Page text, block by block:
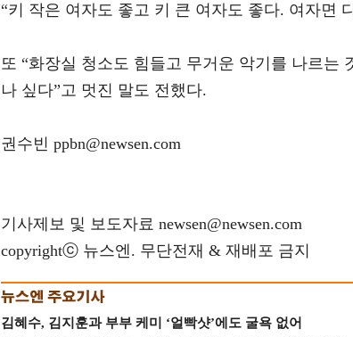
“키 작은 여자도 좋고 키 큰 여자도 좋다. 여자면
또 “화장실 청소도 힘들고 무거운 악기를 나르는
나 싶다”고 멋진 말도 전했다.
권수빈 ppbn@newsen.com
기사제보 및 보도자료 newsen@newsen.com
copyrightⓒ 뉴스엔. 무단전재 & 재배포 금지
김혜수, 김지훈과 부부 케미 ‘얼빡샷’에도 굴욕 없어